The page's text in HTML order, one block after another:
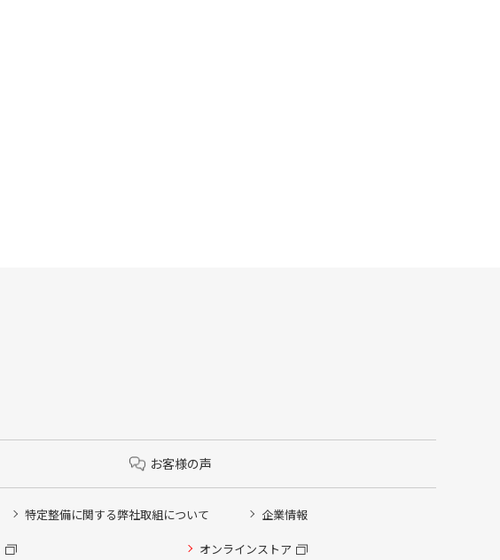
お客様の声
特定整備に関する弊社取組について 企業情報
オンラインストア